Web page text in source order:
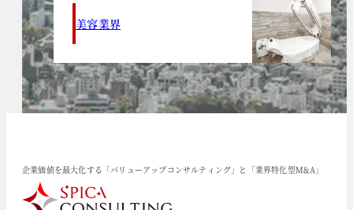
美容業界
企業価値を最大化する「バリューアップコンサルティング」と「業界特化型M&A」